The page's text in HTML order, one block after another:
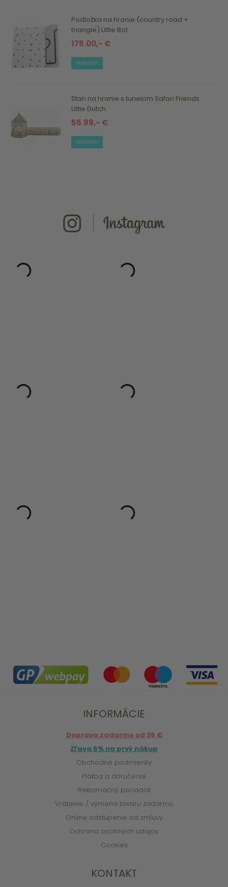
Podložka na hranie (country road +
triangle) Little Bot
175.00,- €
skladom
Stan na hranie s tunelom Safari Friends
Little Dutch
55.99,- €
skladom
INFORMÁCIE
Doprava zadarmo od 35 €
Zľava 5% na prvý nákup
Obchodné podmienky
Platba a doručenie
Reklamačný poriadok
Vrátenie / výmena tovaru zadarmo
Online odstúpenie od zmluvy
Ochrana osobných údajov
Cookies
KONTAKT